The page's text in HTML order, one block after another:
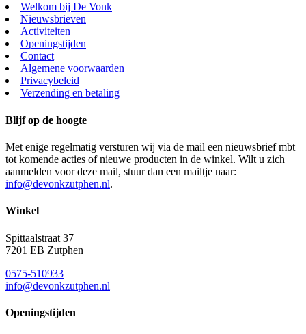
Welkom bij De Vonk
Nieuwsbrieven
Activiteiten
Openingstijden
Contact
Algemene voorwaarden
Privacybeleid
Verzending en betaling
Blijf op de hoogte
Met enige regelmatig versturen wij via de mail een nieuwsbrief mbt
tot komende acties of nieuwe producten in de winkel. Wilt u zich
aanmelden voor deze mail, stuur dan een mailtje naar:
info@devonkzutphen.nl.
Winkel
Spittaalstraat 37
7201 EB Zutphen
0575-510933
info@devonkzutphen.nl
Openingstijden